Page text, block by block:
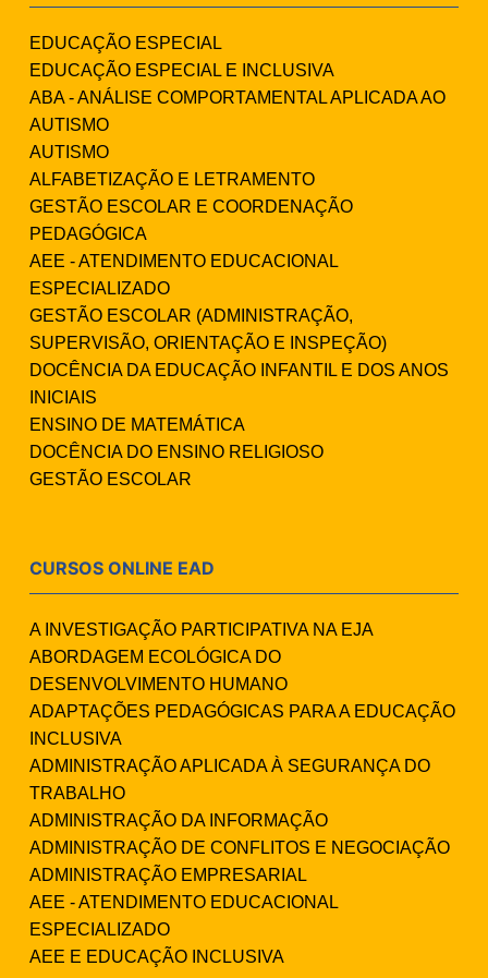
EDUCAÇÃO ESPECIAL
EDUCAÇÃO ESPECIAL E INCLUSIVA
ABA - ANÁLISE COMPORTAMENTAL APLICADA AO
AUTISMO
AUTISMO
ALFABETIZAÇÃO E LETRAMENTO
GESTÃO ESCOLAR E COORDENAÇÃO
PEDAGÓGICA
AEE - ATENDIMENTO EDUCACIONAL
ESPECIALIZADO
GESTÃO ESCOLAR (ADMINISTRAÇÃO,
SUPERVISÃO, ORIENTAÇÃO E INSPEÇÃO)
DOCÊNCIA DA EDUCAÇÃO INFANTIL E DOS ANOS
INICIAIS
ENSINO DE MATEMÁTICA
DOCÊNCIA DO ENSINO RELIGIOSO
GESTÃO ESCOLAR
CURSOS ONLINE EAD
A INVESTIGAÇÃO PARTICIPATIVA NA EJA
ABORDAGEM ECOLÓGICA DO
DESENVOLVIMENTO HUMANO
ADAPTAÇÕES PEDAGÓGICAS PARA A EDUCAÇÃO
INCLUSIVA
ADMINISTRAÇÃO APLICADA À SEGURANÇA DO
TRABALHO
ADMINISTRAÇÃO DA INFORMAÇÃO
ADMINISTRAÇÃO DE CONFLITOS E NEGOCIAÇÃO
ADMINISTRAÇÃO EMPRESARIAL
AEE - ATENDIMENTO EDUCACIONAL
ESPECIALIZADO
AEE E EDUCAÇÃO INCLUSIVA